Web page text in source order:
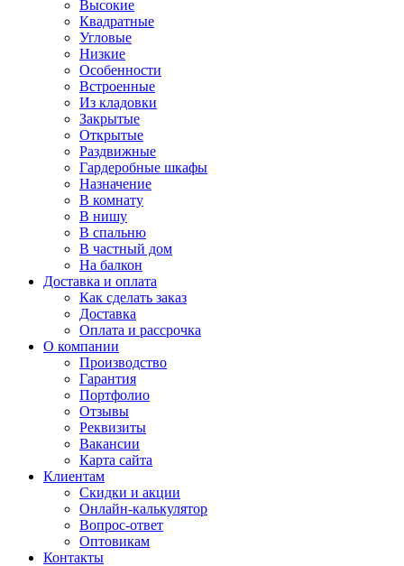
Высокие
Квадратные
Угловые
Низкие
Особенности
Встроенные
Из кладовки
Закрытые
Открытые
Раздвижные
Гардеробные шкафы
Назначение
В комнату
В нишу
В спальню
В частный дом
На балкон
Доставка и оплата
Как сделать заказ
Доставка
Оплата и рассрочка
О компании
Производство
Гарантия
Портфолио
Отзывы
Реквизиты
Вакансии
Карта сайта
Клиентам
Скидки и акции
Онлайн-калькулятор
Вопрос-ответ
Оптовикам
Контакты